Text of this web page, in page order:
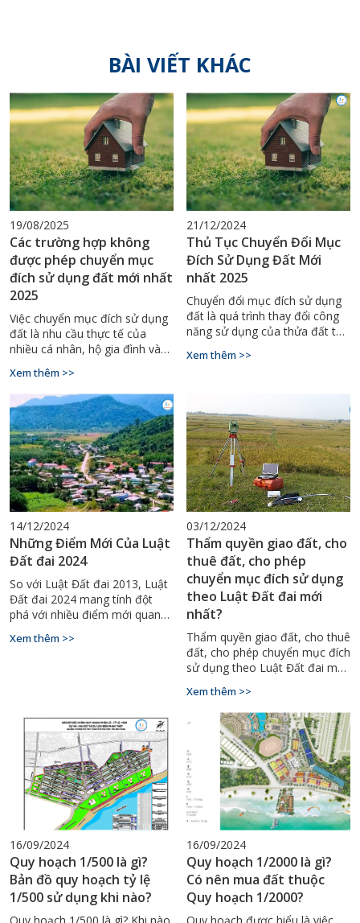
BÀI VIẾT KHÁC
19/08/2025
Các trường hợp không
được phép chuyển mục
đích sử dụng đất mới nhất
2025
Việc chuyển mục đích sử dụng
đất là nhu cầu thực tế của
nhiều cá nhân, hộ gia đình và
trị của đất đai hiệu quả hơn.
Tuy nhiên, pháp luật đất đai
2025 (theo Luật Đất đai 2024
có hiệu lực từ ngày
01/01/2025) đã quy định rõ
ràng các trường hợp không
được phép chuyển mục đích sử
dụng đất nhằm bảo đảm an
ninh lương thực, môi trường,
hoạch chung.
Xem thêm >>
21/12/2024
Thủ Tục Chuyển Đổi Mục
Đích Sử Dụng Đất Mới
nhất 2025
Chuyển đổi mục đích sử dụng
đất là quá trình thay đổi công
năng sử dụng của thửa đất từ
khác, được quy định chặt chẽ
2024 chính thức có hiệu lực,
mang đến một số thay đổi
quan trọng trong thủ tục này.
Xem thêm >>
14/12/2024
Những Điểm Mới Của Luật
Đất đai 2024
So với Luật Đất đai 2013, Luật
Đất đai 2024 mang tính đột
phá với nhiều điểm mới quan
chồng chéo và mâu thuẫn
thay đổi tích cực trong quản lý
đất đai, đảm bảo tính minh
bạch và hiệu quả.
Xem thêm >>
03/12/2024
Thẩm quyền giao đất, cho
thuê đất, cho phép
chuyển mục đích sử dụng
theo Luật Đất đai mới
nhất?
Thẩm quyền giao đất, cho thuê
đất, cho phép chuyển mục đích
sử dụng theo Luật Đất đai mới
Xem thêm >>
16/09/2024
Quy hoạch 1/500 là gì?
Bản đồ quy hoạch tỷ lệ
1/500 sử dụng khi nào?
16/09/2024
Quy hoạch 1/2000 là gì?
Có nên mua đất thuộc
Quy hoạch 1/2000?